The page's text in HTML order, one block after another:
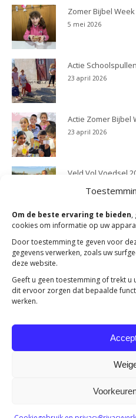
Om de beste ervaring te bieden,
cookies om informatie op uw
Door toestemming te geven voor
gegevens verwerken, zoals uw
deze website.
Geeft u geen toestemming of trekt u
dit ervoor zorgen dat bepaalde
werken.
Zomer Bijbel Week
5 mei 2026
Actie
23 april 2026
Actie Zomer Bijbel
23 april 2026
Veld Vol Voedsel